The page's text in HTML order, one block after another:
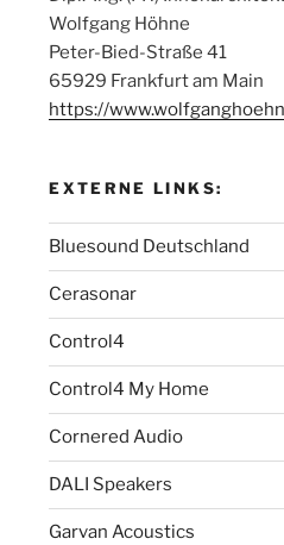
Wolfgang Höhne
Peter-Bied-Straße 41
65929 Frankfurt am Main
https://
EXTERNE LINKS:
Bluesound Deutschland
Cerasonar
Control4
Control4 My Home
Cornered Audio
DALI Speakers
Garvan Acoustics